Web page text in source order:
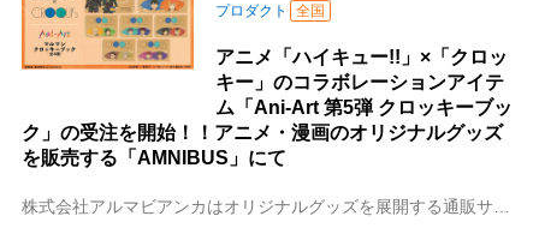
プロダクト 全国
アニメ「ハイキュー!!」×「クロッ
キー」のコラボレーションアイテ
ム「Ani-Art 第5弾 クロッキーブッ
ク」の受注を開始！！アニメ・漫画のオリジナルグッズ
を販売する「AMNIBUS」にて